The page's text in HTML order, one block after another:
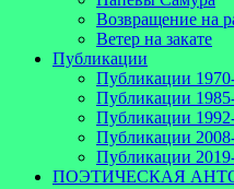
Возвращение на
Ветер на закате
Публикации
Публикации
Публикации
Публикации
Публикации
Публикации
ПОЭТИЧЕСКАЯ